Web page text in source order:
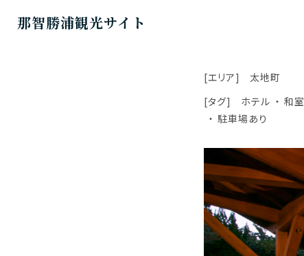
那智勝浦観光サイト
[エリア]
太地町
[タグ]
ホテル 和室
駐車場あり